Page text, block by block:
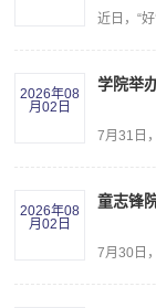
2026年08
月02日
学院举
2026年08
月02日
童志锋